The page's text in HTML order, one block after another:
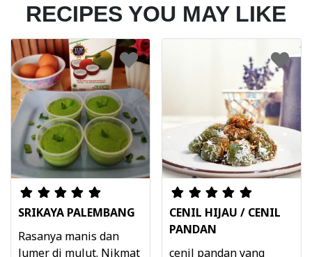
RECIPES YOU MAY LIKE
SRIKAYA PALEMBANG
Rasanya manis dan
lumer di mulut. Nikmat
CENIL HIJAU / CENIL
PANDAN
cenil pandan yang